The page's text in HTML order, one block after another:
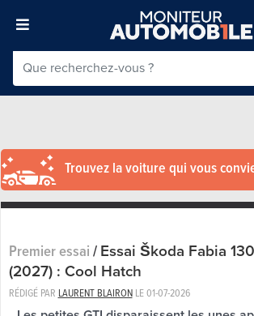
Trouvez la voiture qui vous
Premier essai/Essai Škoda Fabia
(2027) : Cool Hatch
RÉDIGÉ PAR LAURENT BLAIRONLE01-07-2026